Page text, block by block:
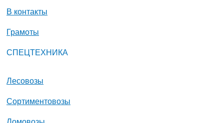
В контакты
Грамоты
СПЕЦТЕХНИКА
Лесовозы
Сортиментовозы